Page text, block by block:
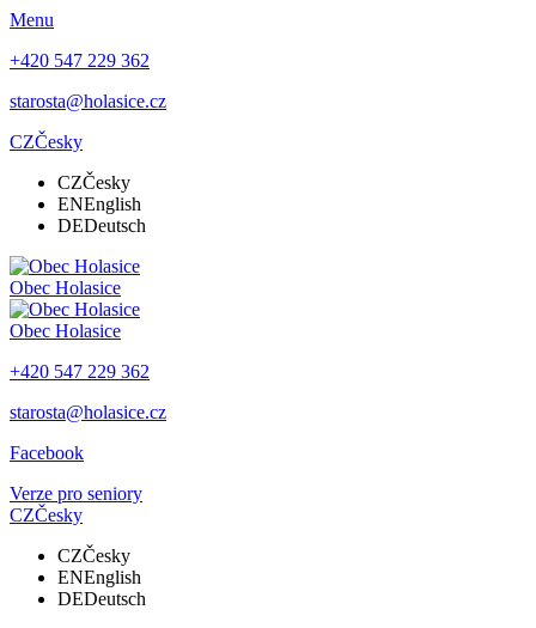
Menu
+420 547 229 362
starosta@holasice.cz
CZČesky
CZČesky
ENEnglish
DEDeutsch
Obec Holasice
Obec Holasice
+420 547 229 362
starosta@holasice.cz
Facebook
Verze pro seniory
CZČesky
CZČesky
ENEnglish
DEDeutsch